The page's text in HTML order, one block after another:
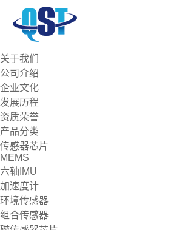
关于我们
公司介绍
企业文化
发展历程
资质荣誉
产品分类
传感器芯片
MEMS
六轴IMU
加速度计
环境传感器
组合传感器